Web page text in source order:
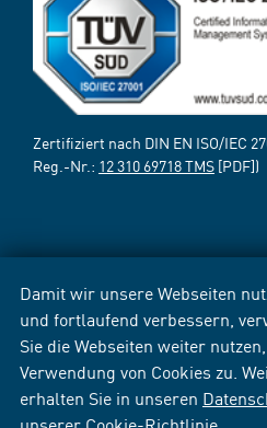
Damit wir unsere Webseiten
und fortlaufend verbessern,
Sie die Webseiten weiter
Verwendung von Cookies zu.
erhalten Sie in unseren
Zertifiziert nach DIN EN ISO/IEC
Reg.-Nr.: 12 310 69718 TMS [PDF])